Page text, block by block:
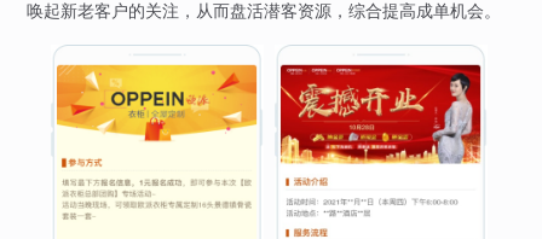
唤起新老客户的关注，从而盘活潜客资源，综合提高成单机会。